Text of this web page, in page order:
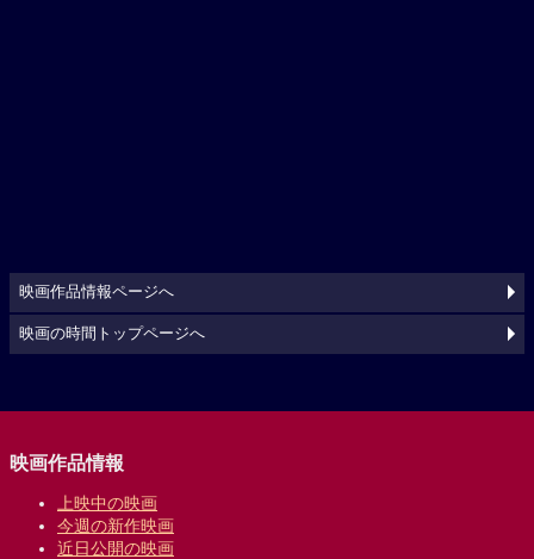
映画作品情報ページへ
映画の時間トップページへ
映画作品情報
上映中の映画
今週の新作映画
近日公開の映画